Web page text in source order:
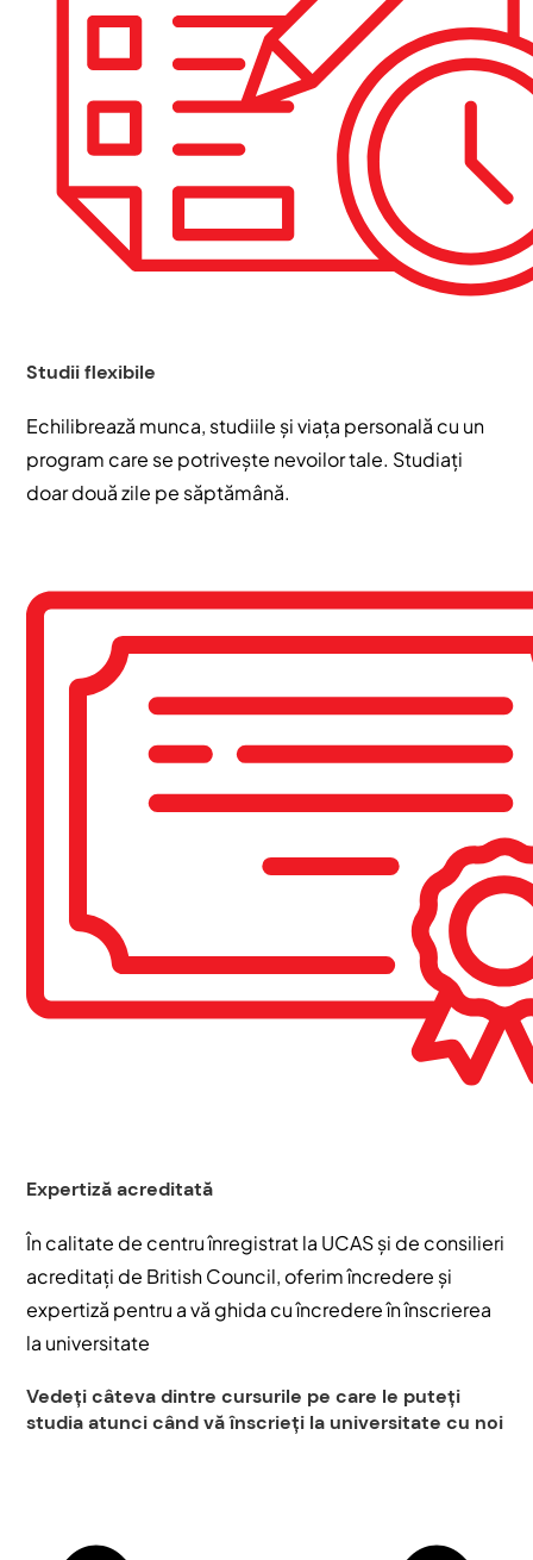
Studii flexibile
Echilibrează munca, studiile și viața personală cu un
program care se potrivește nevoilor tale. Studiați
doar două zile pe săptămână.
Expertiză acreditată
În calitate de centru înregistrat la UCAS și de consilieri
acreditați de British Council, oferim încredere și
expertiză pentru a vă ghida cu încredere în înscrierea
la universitate
Vedeți câteva dintre cursurile pe care le puteți
studia atunci când vă înscrieți la universitate cu noi